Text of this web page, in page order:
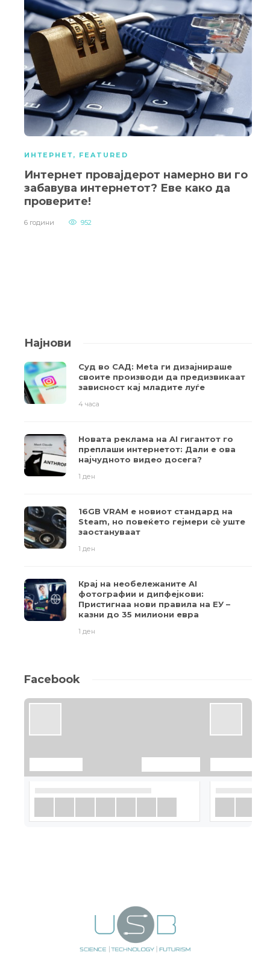
ИНТЕРНЕТ, FEATURED
Интернет провајдерот намерно ви го
забавува интернетот? Еве како да
проверите!
6 години 952
Најнови
Суд во САД: Meta ги дизајнираше
своите производи да предизвикаат
зависност кај младите луѓе
4 часа
Новата реклама на AI гигантот го
преплаши интернетот: Дали е ова
најчудното видео досега?
1 ден
16GB VRAM е новиот стандард на
Steam, но повеќето гејмери ​​сè уште
заостануваат
1 ден
Крај на необележаните AI
фотографии и дипфејкови:
Пристигнаа нови правила на ЕУ –
казни до 35 милиони евра
1 ден
Facebook